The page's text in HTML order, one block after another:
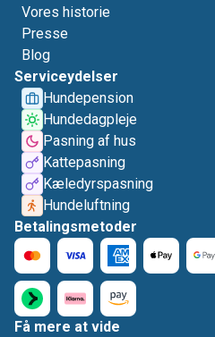
Vores historie
Presse
Blog
Serviceydelser
Hundepension
Hundedagpleje
Pasning af hus
Kattepasning
Kæledyrspasning
Hundeluftning
Betalingsmetoder
Få mere at vide